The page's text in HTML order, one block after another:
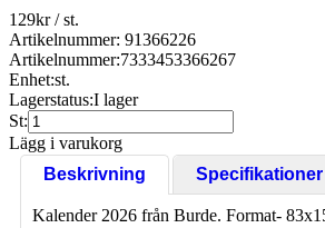
129kr/ st.
Artikelnummer: 91366226
Artikelnummer:7333453366267
Enhet:st.
Lagerstatus:I lager
St:
Lägg i varukorg
Beskrivning
Specifikationer
Kalender 2026 från Burde. Format-